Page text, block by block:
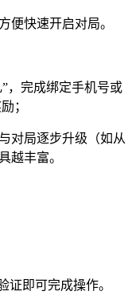
便快速开启对局。
，完成绑定手机号或
；
对局逐步升级（如从
越丰富。
证即可完成操作。